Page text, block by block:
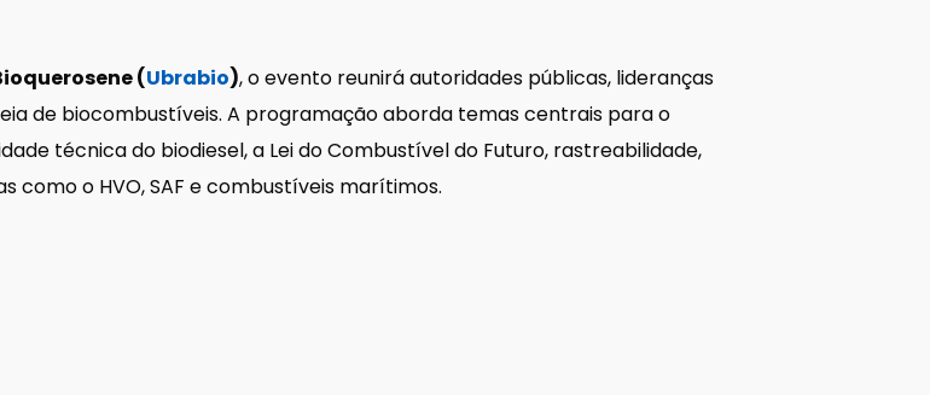
(Ubrabio), o evento reunirá autoridades públicas, lideranças
de biocombustíveis. A programação aborda temas centrais para o
técnica do biodiesel, a Lei do Combustível do Futuro, rastreabilidade,
o HVO, SAF e combustíveis marítimos.